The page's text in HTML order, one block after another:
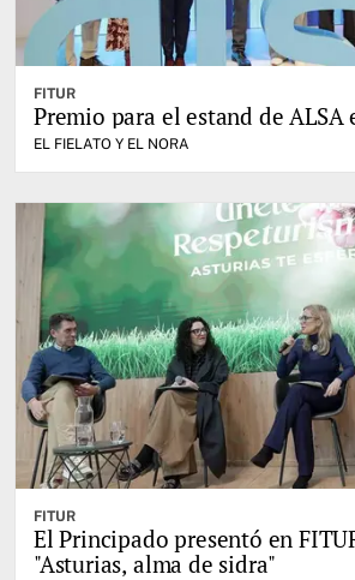
FITUR
Premio para el estand de ALSA
EL FIELATO Y EL NORA
FITUR
El Principado presentó en
"Asturias, alma de sidra"